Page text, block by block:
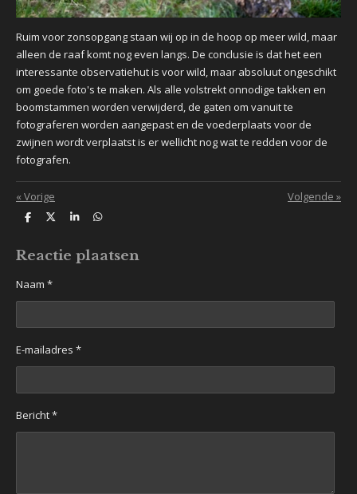
Ruim voor zonsopgang staan wij op in de hoop op meer wild, maar
alleen de raaf komt nog even langs. De conclusie is dat het een
interessante observatiehut is voor wild, maar absoluut ongeschikt
om goede foto's te maken. Als alle volstrekt onnodige takken en
boomstammen worden verwijderd, de gaten om vanuit te
fotograferen worden aangepast en de voederplaats voor de
zwijnen wordt verplaatst is er wellicht nog wat te redden voor de
fotografen.
« Vorige Volgende »
D
e
n
D
l
S
r
e
D
e
n
Reactie plaatsen
Naam *
E-mailadres *
Bericht *